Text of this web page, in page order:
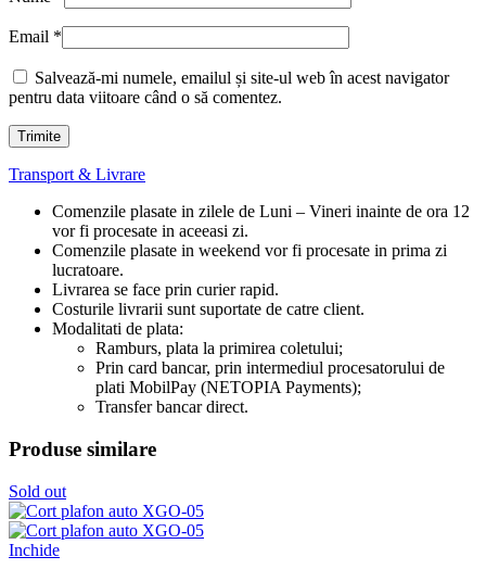
Email *
Salvează-mi numele, emailul și site-ul web în acest navigator
pentru data viitoare când o să comentez.
Transport & Livrare
Comenzile plasate in zilele de Luni – Vineri inainte de ora 12
vor fi procesate in aceeasi zi.
Comenzile plasate in weekend vor fi procesate in prima zi
lucratoare.
Livrarea se face prin curier rapid.
Costurile livrarii sunt suportate de catre client.
Modalitati de plata:
Ramburs, plata la primirea coletului;
Prin card bancar, prin intermediul procesatorului de
plati MobilPay (NETOPIA Payments);
Transfer bancar direct.
Produse similare
Sold out
Inchide